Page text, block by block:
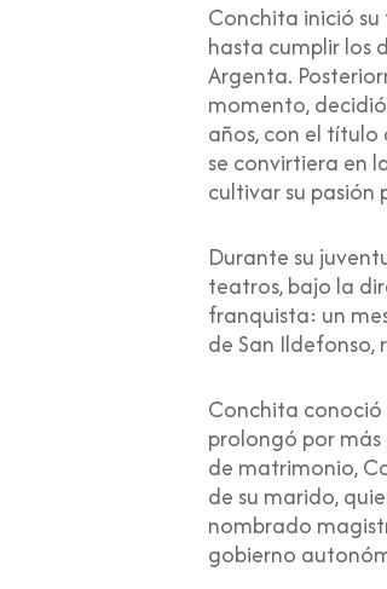
Conchita inició
hasta cumplir los
Argenta.
momento,
años, con el
se convirtiera en
cultivar su pasión
Durante su
teatros, bajo la
franquista: un
de San
Conchita conoció
prolongó por más
de matrimonio,
de su marido,
nombrado
gobierno